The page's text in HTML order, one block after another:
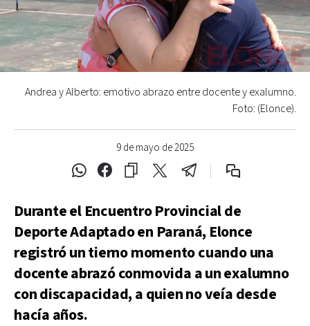
9 de mayo de 2025
Andrea y Alberto: emotivo abrazo entre docente y exalumno.
Foto: (Elonce).
Durante el Encuentro Provincial de
Deporte Adaptado en Paraná, Elonce
registró un tierno momento cuando una
docente abrazó conmovida a un exalumno
con discapacidad, a quien no veía desde
hacía años.